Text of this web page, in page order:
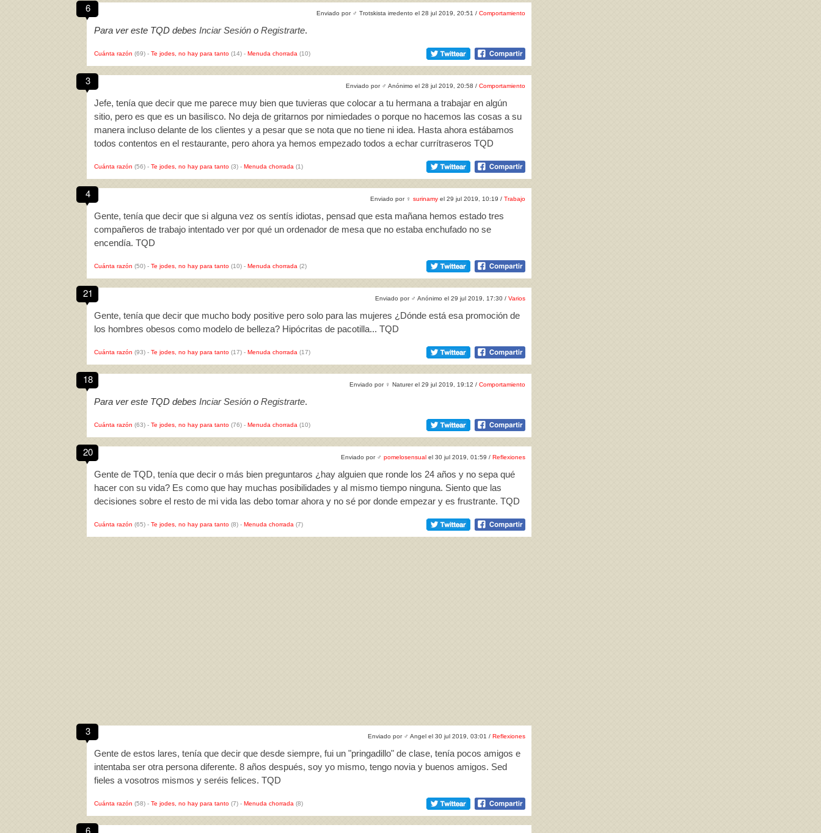
6 Enviado por ♂ Trotskista irredento el 28 jul 2019, 20:51 / Comportamiento
Para ver este TQD debes Inciar Sesión o Registrarte.
Cuánta razón (69) - Te jodes, no hay para tanto (14) - Menuda chorrada (10)
3 Enviado por ♂ Anónimo el 28 jul 2019, 20:58 / Comportamiento
Jefe, tenía que decir que me parece muy bien que tuvieras que colocar a tu hermana a trabajar en algún
sitio, pero es que es un basilisco. No deja de gritarnos por nimiedades o porque no hacemos las cosas a su
manera incluso delante de los clientes y a pesar que se nota que no tiene ni idea. Hasta ahora estábamos
todos contentos en el restaurante, pero ahora ya hemos empezado todos a echar currítraseros TQD
Cuánta razón (56) - Te jodes, no hay para tanto (3) - Menuda chorrada (1)
4 Enviado por ♀ surinamy el 29 jul 2019, 10:19 / Trabajo
Gente, tenía que decir que si alguna vez os sentís idiotas, pensad que esta mañana hemos estado tres
compañeros de trabajo intentado ver por qué un ordenador de mesa que no estaba enchufado no se
encendía. TQD
Cuánta razón (50) - Te jodes, no hay para tanto (10) - Menuda chorrada (2)
21 Enviado por ♂ Anónimo el 29 jul 2019, 17:30 / Varios
Gente, tenía que decir que mucho body positive pero solo para las mujeres ¿Dónde está esa promoción de
los hombres obesos como modelo de belleza? Hipócritas de pacotilla... TQD
Cuánta razón (93) - Te jodes, no hay para tanto (17) - Menuda chorrada (17)
18 Enviado por ♀ Naturer el 29 jul 2019, 19:12 / Comportamiento
Para ver este TQD debes Inciar Sesión o Registrarte.
Cuánta razón (63) - Te jodes, no hay para tanto (76) - Menuda chorrada (10)
20 Enviado por ♂ pomelosensual el 30 jul 2019, 01:59 / Reflexiones
Gente de TQD, tenía que decir o más bien preguntaros ¿hay alguien que ronde los 24 años y no sepa qué
hacer con su vida? Es como que hay muchas posibilidades y al mismo tiempo ninguna. Siento que las
decisiones sobre el resto de mi vida las debo tomar ahora y no sé por donde empezar y es frustrante. TQD
Cuánta razón (65) - Te jodes, no hay para tanto (8) - Menuda chorrada (7)
3 Enviado por ♂ Angel el 30 jul 2019, 03:01 / Reflexiones
Gente de estos lares, tenía que decir que desde siempre, fui un "pringadillo" de clase, tenía pocos amigos e
intentaba ser otra persona diferente. 8 años después, soy yo mismo, tengo novia y buenos amigos. Sed
fieles a vosotros mismos y seréis felices. TQD
Cuánta razón (58) - Te jodes, no hay para tanto (7) - Menuda chorrada (8)
6